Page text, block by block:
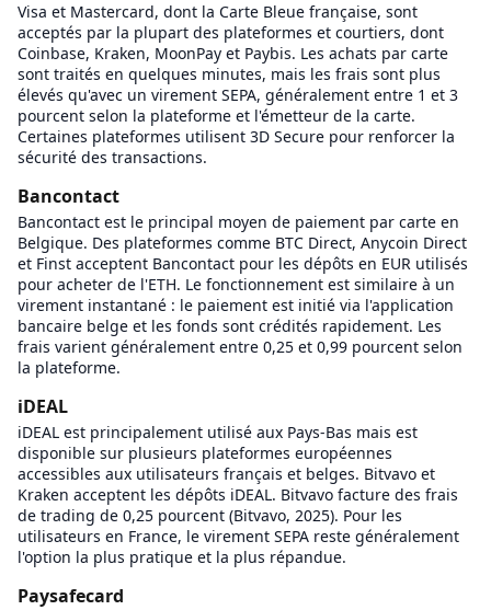
Visa et Mastercard, dont la Carte Bleue française, sont
acceptés par la plupart des plateformes et courtiers, dont
Coinbase, Kraken, MoonPay et Paybis. Les achats par carte
sont traités en quelques minutes, mais les frais sont plus
élevés qu'avec un virement SEPA, généralement entre 1 et 3
pourcent selon la plateforme et l'émetteur de la carte.
Certaines plateformes utilisent 3D Secure pour renforcer la
sécurité des transactions.
Bancontact
Bancontact est le principal moyen de paiement par carte en
Belgique. Des plateformes comme BTC Direct, Anycoin Direct
et Finst acceptent Bancontact pour les dépôts en EUR utilisés
pour acheter de l'ETH. Le fonctionnement est similaire à un
virement instantané : le paiement est initié via l'application
bancaire belge et les fonds sont crédités rapidement. Les
frais varient généralement entre 0,25 et 0,99 pourcent selon
la plateforme.
iDEAL
iDEAL est principalement utilisé aux Pays-Bas mais est
disponible sur plusieurs plateformes européennes
accessibles aux utilisateurs français et belges. Bitvavo et
Kraken acceptent les dépôts iDEAL. Bitvavo facture des frais
de trading de 0,25 pourcent (Bitvavo, 2025). Pour les
utilisateurs en France, le virement SEPA reste généralement
l'option la plus pratique et la plus répandue.
Paysafecard